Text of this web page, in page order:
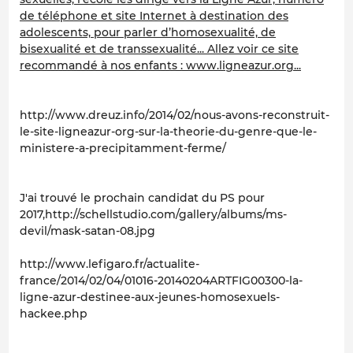
de téléphone et site Internet à destination des
adolescents, pour parler d’homosexualité, de
bisexualité et de transsexualité... Allez voir ce site
recommandé à nos enfants : www.ligneazur.org...
http://www.dreuz.info/2014/02/nous-avons-reconstruit-
le-site-ligneazur-org-sur-la-theorie-du-genre-que-le-
ministere-a-precipitamment-ferme/
J'ai trouvé le prochain candidat du PS pour
2017,http://schellstudio.com/gallery/albums/ms-
devil/mask-satan-08.jpg
http://www.lefigaro.fr/actualite-
france/2014/02/04/01016-20140204ARTFIG00300-la-
ligne-azur-destinee-aux-jeunes-homosexuels-
hackee.php